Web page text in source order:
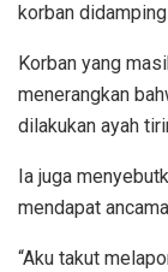
korban
Korban yang
menerangkan
dilakukan ayah
Ia juga
mendapat
“Aku takut